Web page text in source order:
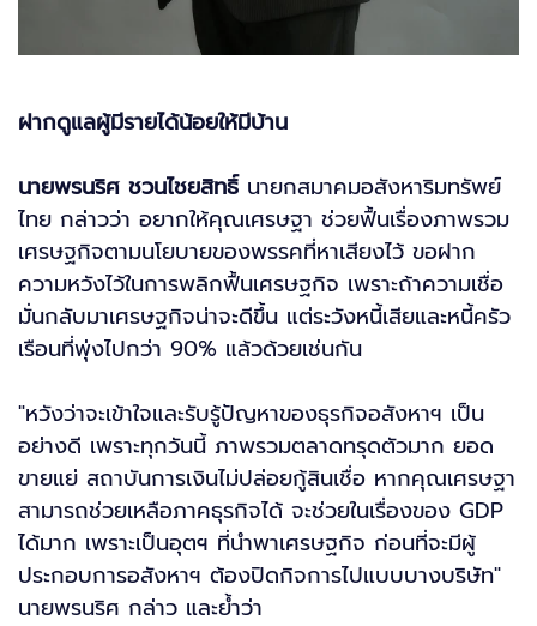
ฝากดูแลผู้มีรายได้น้อยให้มีบ้าน
นายพรนริศ ชวนไชยสิทธิ์นายกสมาคมอสังหาริมทรัพย์
ไทย กล่าวว่า อยากให้คุณเศรษฐา ช่วยฟื้นเรื่องภาพรวม
เศรษฐกิจตามนโยบายของพรรคที่หาเสียงไว้ ขอฝาก
ความหวังไว้ในการพลิกฟื้นเศรษฐกิจ เพราะถ้าความเชื่อ
มั่นกลับมาเศรษฐกิจน่าจะดีขึ้น แต่ระวังหนี้เสียและหนี้ครัว
เรือนที่พุ่งไปกว่า 90% แล้วด้วยเช่นกัน
"หวังว่าจะเข้าใจและรับรู้ปัญหาของธุรกิจอสังหาฯ เป็น
อย่างดี เพราะทุกวันนี้ ภาพรวมตลาดทรุดตัวมาก ยอด
ขายแย่ สถาบันการเงินไม่ปล่อยกู้สินเชื่อ หากคุณเศรษฐา
สามารถช่วยเหลือภาคธุรกิจได้ จะช่วยในเรื่องของ GDP
ได้มาก เพราะเป็นอุตฯ ที่นำพาเศรษฐกิจ ก่อนที่จะมีผู้
ประกอบการอสังหาฯ ต้องปิดกิจการไปแบบบางบริษัท"
นายพรนริศ กล่าว และย้ำว่า